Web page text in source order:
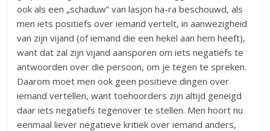
ook als een „schaduw” van lasjon ha-ra beschouwd, als
men iets positiefs over iemand vertelt, in aanwezigheid
van zijn vijand (of iemand die een hekel aan hem heeft),
want dat zal zijn vijand aansporen om iets negatiefs te
antwoorden over die persoon, om je tegen te spreken.
Daarom moet men ook geen positieve dingen over
iemand vertellen, want toehoorders zijn altijd geneigd
daar iets negatiefs tegenover te stellen. Men hoort nu
eenmaal liever negatieve kritiek over iemand anders,